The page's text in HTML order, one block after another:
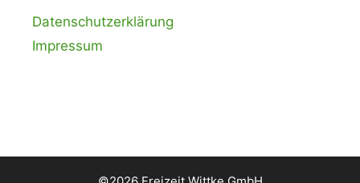
Datenschutzerklärung
Impressum